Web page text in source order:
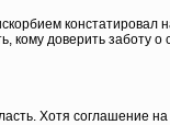
констатировал
кому доверить
Хотя соглашение